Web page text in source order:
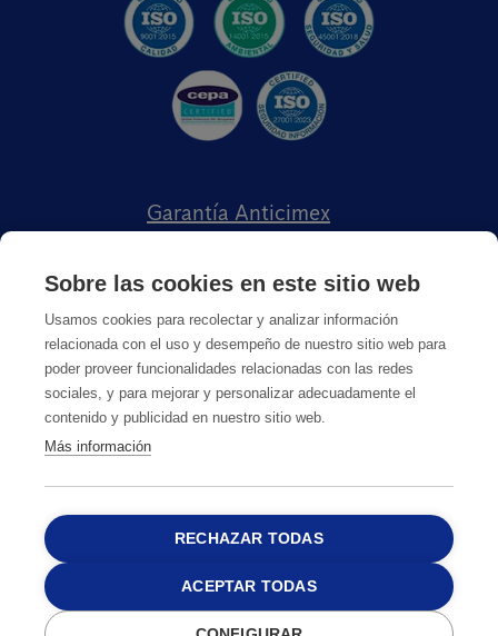
Garantía Anticimex
Política Compliance
Sobre Anticimex
Política de Privacidad
Política de Cookies
Aviso Legal
Política de RRSS
Sobre las cookies en este sitio web
Usamos cookies para recolectar y analizar información
relacionada con el uso y desempeño de nuestro sitio web para
poder proveer funcionalidades relacionadas con las redes
sociales, y para mejorar y personalizar adecuadamente el
contenido y publicidad en nuestro sitio web.
Más información
RECHAZAR TODAS
ACEPTAR TODAS